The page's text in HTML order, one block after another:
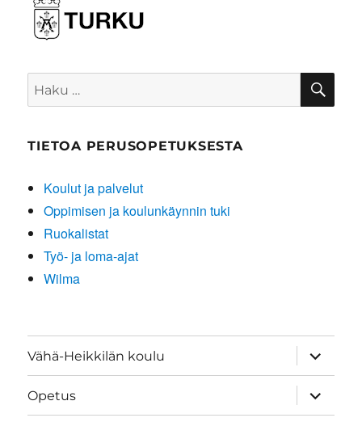
Etsi:
TIETOA PERUSOPETUKSESTA
Koulut ja palvelut
Oppimisen ja koulunkäynnin tuki
Ruokalistat
Työ- ja loma-ajat
Wilma
Vähä-Heikkilän koulu
näytä
Opetus
näytä